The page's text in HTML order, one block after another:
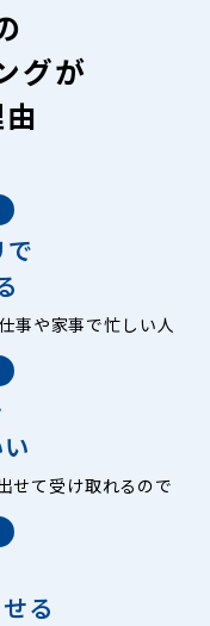
グが
で
事や家事で忙しい人
せて受け取れるので
る